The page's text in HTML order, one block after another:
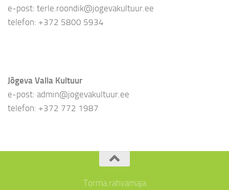
e-post: terle.roondik@jogevakultuur.ee
telefon: +372 5800 5934
Jõgeva Valla Kultuur
e-post: admin@jogevakultuur.ee
telefon: +372 772 1987
Torma rahvamaja